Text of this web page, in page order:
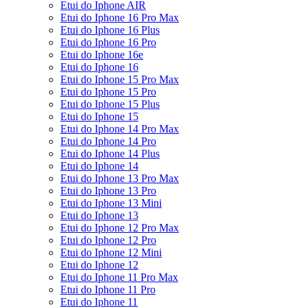
Etui do Iphone AIR
Etui do Iphone 16 Pro Max
Etui do Iphone 16 Plus
Etui do Iphone 16 Pro
Etui do Iphone 16e
Etui do Iphone 16
Etui do Iphone 15 Pro Max
Etui do Iphone 15 Pro
Etui do Iphone 15 Plus
Etui do Iphone 15
Etui do Iphone 14 Pro Max
Etui do Iphone 14 Pro
Etui do Iphone 14 Plus
Etui do Iphone 14
Etui do Iphone 13 Pro Max
Etui do Iphone 13 Pro
Etui do Iphone 13 Mini
Etui do Iphone 13
Etui do Iphone 12 Pro Max
Etui do Iphone 12 Pro
Etui do Iphone 12 Mini
Etui do Iphone 12
Etui do Iphone 11 Pro Max
Etui do Iphone 11 Pro
Etui do Iphone 11